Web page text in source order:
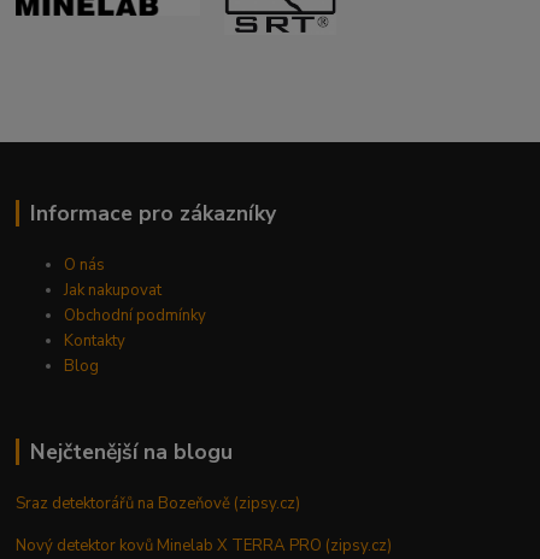
Informace pro zákazníky
O nás
Jak nakupovat
Obchodní podmínky
Kontakty
Blog
Nejčtenější na blogu
Sraz detektorářů na Bozeňově (zipsy.cz)
Nový detektor kovů Minelab X TERRA PRO (zipsy.cz)